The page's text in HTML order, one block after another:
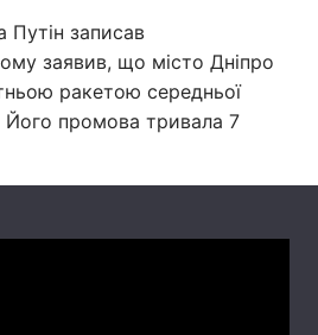
Путін записав
заявив, що місто Дніпро
ракетою середньої
Його промова тривала 7